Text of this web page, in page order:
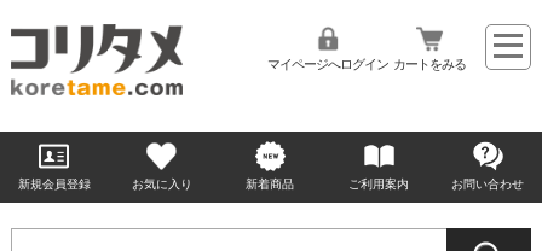
マイページへログイン カートをみる
新規会員登録 お気に入り 新着商品 ご利用案内 お問い合わせ